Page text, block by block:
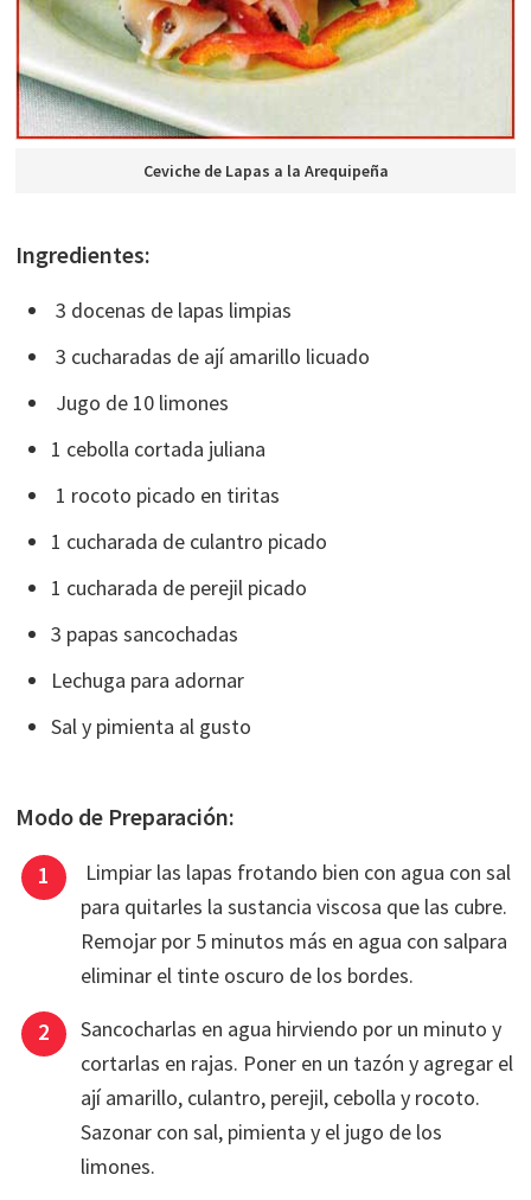
Ceviche de Lapas a la Arequipeña
Ingredientes:
3 docenas de lapas limpias
3 cucharadas de ají amarillo licuado
Jugo de 10 limones
1 cebolla cortada juliana
1 rocoto picado en tiritas
1 cucharada de culantro picado
1 cucharada de perejil picado
3 papas sancochadas
Lechuga para adornar
Sal y pimienta al gusto
Modo de Preparación:
Limpiar las lapas frotando bien con agua con sal
para quitarles la sustancia viscosa que las cubre.
Remojar por 5 minutos más en agua con salpara
eliminar el tinte oscuro de los bordes.
Sancocharlas en agua hirviendo por un minuto y
cortarlas en rajas. Poner en un tazón y agregar el
ají amarillo, culantro, perejil, cebolla y rocoto.
Sazonar con sal, pimienta y el jugo de los
limones.